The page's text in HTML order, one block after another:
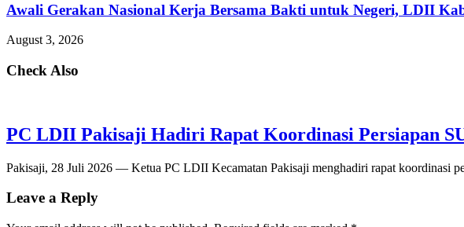
Awali Gerakan Nasional Kerja Bersama Bakti untuk Negeri, LDII
August 3, 2026
Check Also
PC LDII Pakisaji Hadiri Rapat Koordinasi Persiapan
Pakisaji, 28 Juli 2026 — Ketua PC LDII Kecamatan Pakisaji menghadiri rapat koordinasi
Leave a Reply